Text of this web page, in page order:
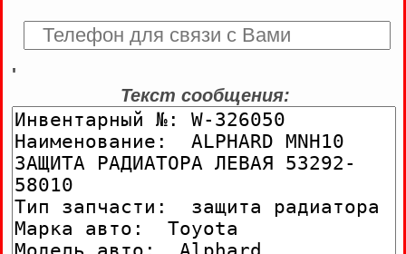
'
Текст сообщения: